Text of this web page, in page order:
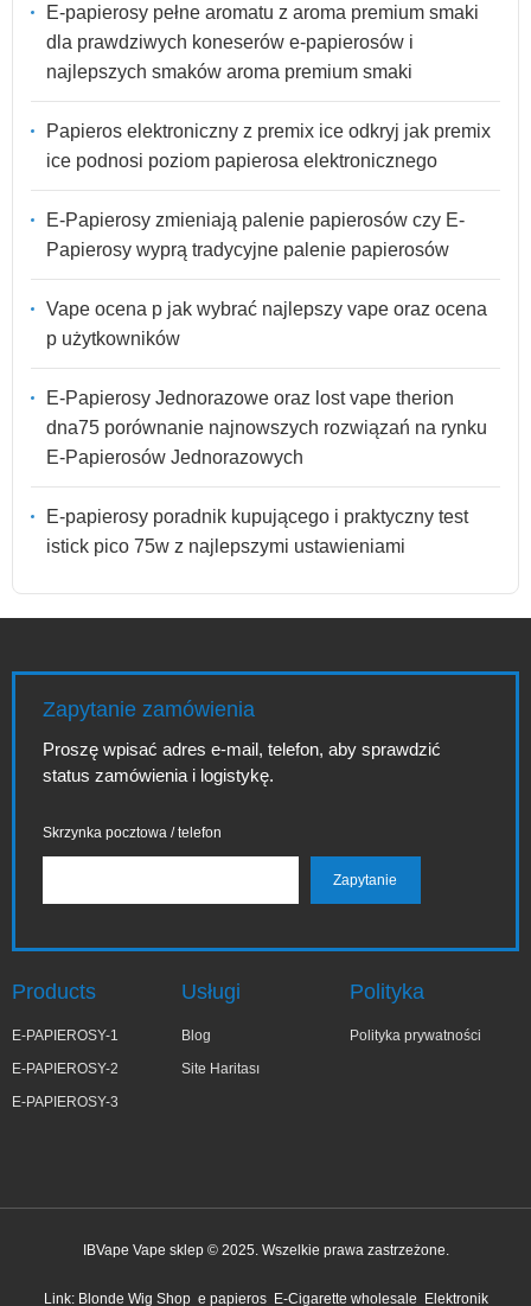
E-papierosy pełne aromatu z aroma premium smaki
dla prawdziwych koneserów e-papierosów i
najlepszych smaków aroma premium smaki
Papieros elektroniczny z premix ice odkryj jak premix
ice podnosi poziom papierosa elektronicznego
E-Papierosy zmieniają palenie papierosów czy E-
Papierosy wyprą tradycyjne palenie papierosów
Vape ocena p jak wybrać najlepszy vape oraz ocena
p użytkowników
E-Papierosy Jednorazowe oraz lost vape therion
dna75 porównanie najnowszych rozwiązań na rynku
E-Papierosów Jednorazowych
E-papierosy poradnik kupującego i praktyczny test
istick pico 75w z najlepszymi ustawieniami
Zapytanie zamówienia
Proszę wpisać adres e-mail, telefon, aby sprawdzić
status zamówienia i logistykę.
Skrzynka pocztowa / telefon
Products
E-PAPIEROSY-1
E-PAPIEROSY-2
E-PAPIEROSY-3
Usługi
Blog
Site Haritası
Polityka
Polityka prywatności
IBVape Vape sklep © 2025. Wszelkie prawa zastrzeżone.
Link: Blonde Wig Shop e papieros E-Cigarette wholesale Elektronik